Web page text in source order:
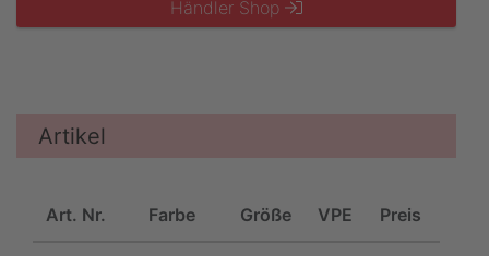
Händler Shop
Artikel
Art. Nr. Farbe Größe VPE Preis